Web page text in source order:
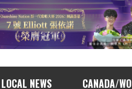
LOCAL NEWS
CANADA/